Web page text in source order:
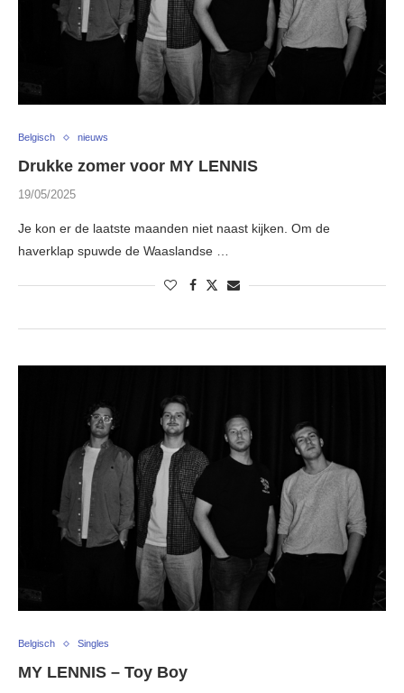
Belgisch nieuws
Drukke zomer voor MY LENNIS
19/05/2025
Je kon er de laatste maanden niet naast kijken. Om de
haverklap spuwde de Waaslandse …
Belgisch Singles
MY LENNIS – Toy Boy